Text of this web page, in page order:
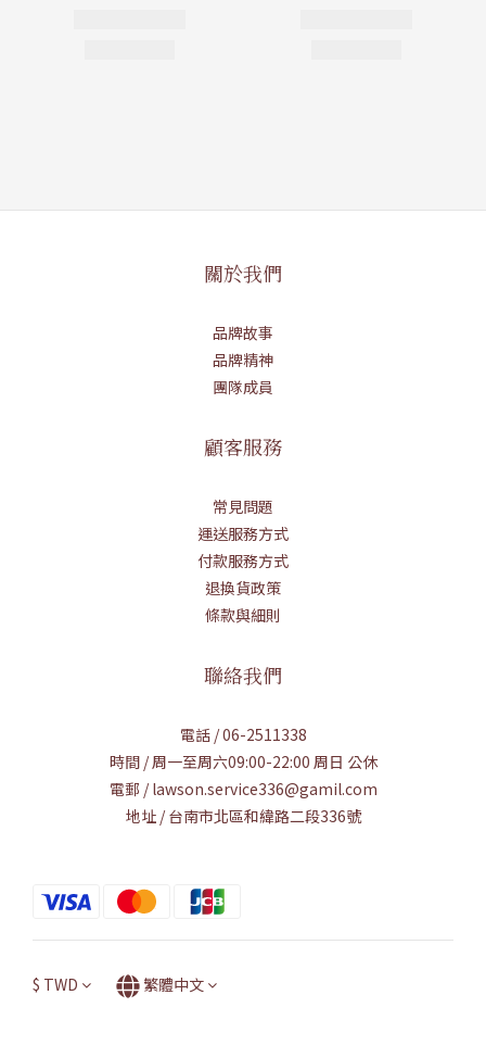
關於我們
品牌故事
品牌精神
團隊成員
顧客服務
常見問題
運送服務方式
付款服務方式
退換貨政策
條款與細則
聯絡我們
電話 / 06-2511338
時間 / 周一至周六09:00-22:00 周日 公休
電郵 / lawson.service336@gamil.com
地址 / 台南市北區和緯路二段336號
$ TWD 繁體中文